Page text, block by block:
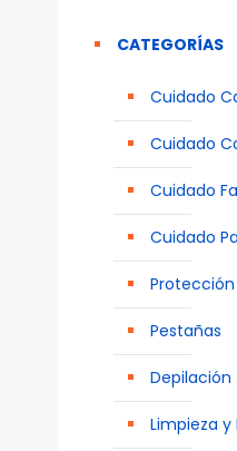
CATEGORÍAS
Cuidado
Cuidado
Cuidado
Cuidado
Protección
Pestañas
Depilación
Limpieza